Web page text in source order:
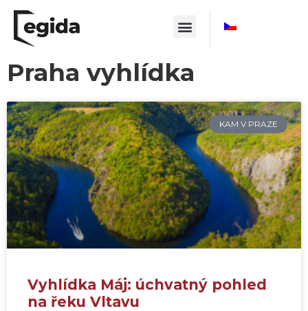
Praha vyhlídka
KAM V PRAZE
Vyhlídka Máj: úchvatný pohled
na řeku Vltavu